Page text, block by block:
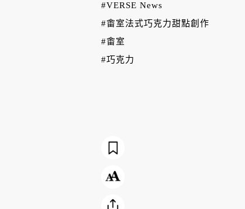
#VERSE News
#畬室法式巧克力甜點創作
#畬室
#巧克力